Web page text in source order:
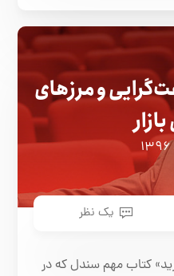
و مرزهای
یک نظر
کتاب مهم سندل که در